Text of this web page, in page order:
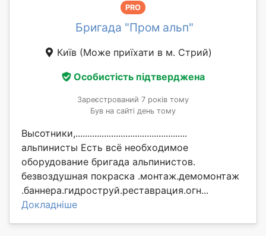
PRO
Бригада "Пром альп"
Київ (Може приїхати в м. Стрий)
Особистість підтверджена
Зареєстрований 7 років тому
Був на сайті день тому
Высотники,...............................................
альпинисты Есть всё необходимое
оборудование бригада альпинистов.
безвоздушная покраска .монтаж.демомонтаж
.баннера.гидроструй.реставрация.огн...
Докладніше